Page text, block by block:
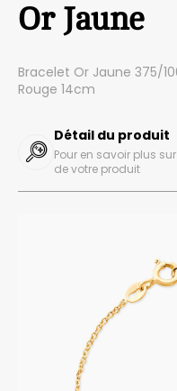
Or Jaune
Bracelet Or Jaune 375/
Rouge 14cm
Détail du produit
Pour en savoir plus
de votre produit